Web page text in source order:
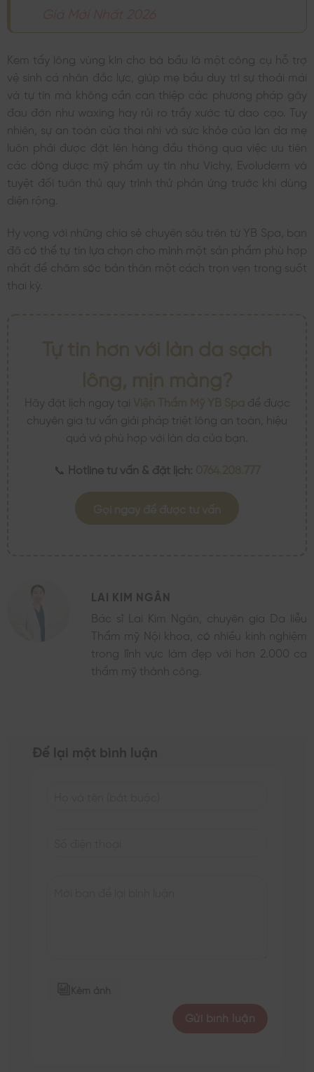
Kem tẩy lông vùng kín cho bà bầu là một công cụ hỗ trợ
vệ sinh cá nhân đắc lực, giúp mẹ bầu duy trì sự thoải mái
và tự tin mà không cần can thiệp các phương pháp gây
đau đớn như waxing hay rủi ro trầy xước từ dao cạo. Tuy
nhiên, sự an toàn của thai nhi và sức khỏe của làn da mẹ
luôn phải được đặt lên hàng đầu thông qua việc ưu tiên
các dòng dược mỹ phẩm uy tín như Vichy, Evoluderm và
tuyệt đối tuân thủ quy trình thử phản ứng trước khi dùng
diện rộng.
Hy vọng với những chia sẻ chuyên sâu trên từ YB Spa, bạn
đã có thể tự tin lựa chọn cho mình một sản phẩm phù hợp
nhất để chăm sóc bản thân một cách trọn vẹn trong suốt
thai kỳ.
Hãy đặt lịch ngay tại
để được
chuyên gia tư vấn giải pháp triệt lông an toàn, hiệu
quả và phù hợp với làn da của bạn.
📞 Hotline tư vấn & đặt lịch:
LAI KIM NGÂN
Bác sĩ Lai Kim Ngân, chuyên gia Da liễu
Thẩm mỹ Nội khoa, có nhiều kinh nghiệm
trong lĩnh vực làm đẹp với hơn 2.000 ca
thẩm mỹ thành công.
Để lại một bình luận